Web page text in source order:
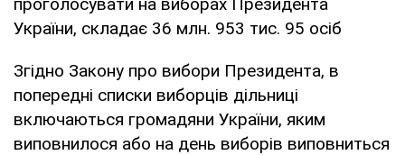
України, складає 36 млн. 953 тис. 95 осіб
Згідно Закону про вибори Президента, в
попередні списки виборців дільниці
включаються громадяни України, яким
виповнилося або на день виборів виповниться